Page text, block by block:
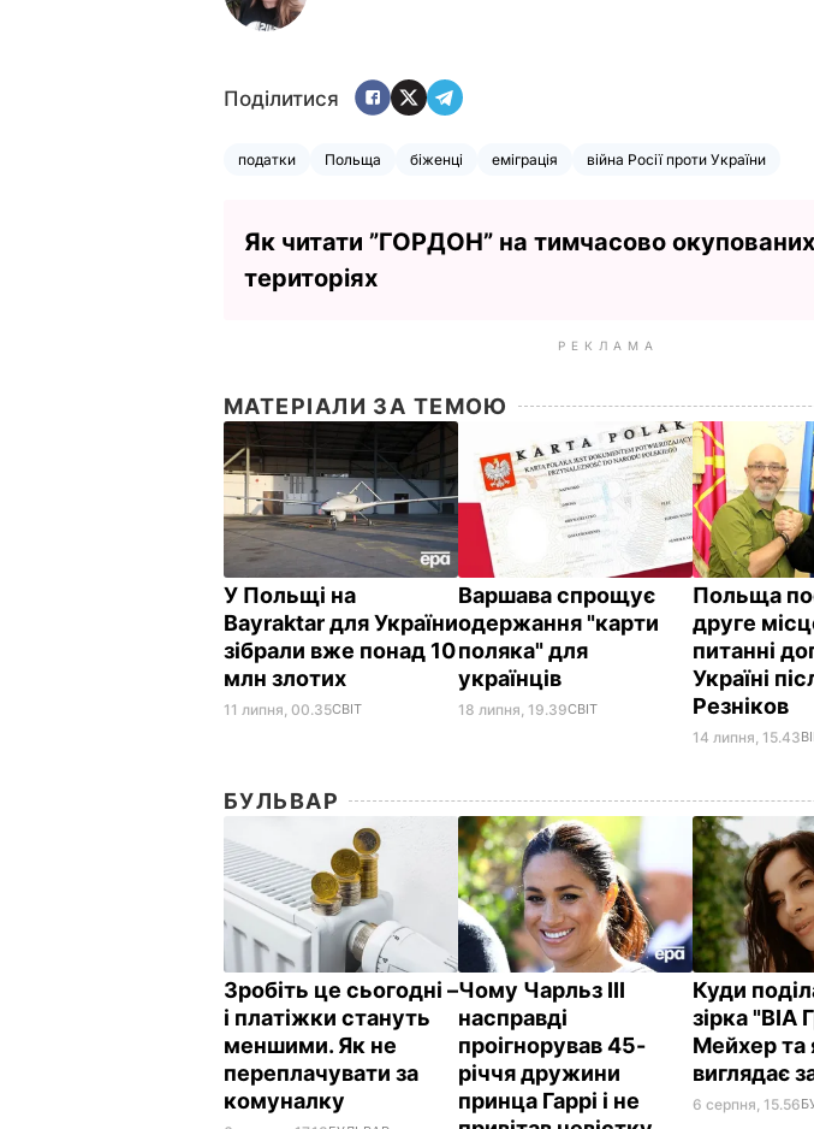
Поділитися
податки Польща біженці еміграція війна Росії проти України
Як читати ”ГОРДОН” на тимчасово окупованих
територіях
РЕКЛАМА
МАТЕРІАЛИ ЗА ТЕМОЮ
У Польщі на
Bayraktar для України
зібрали вже понад 10
млн злотих
11 липня, 00.35СВІТ
Варшава спрощує
одержання "карти
поляка" для
українців
18 липня, 19.39СВІТ
Польща
друге
питанні
Україні
Резніков
14 липня, 15.43
БУЛЬВАР
Зробіть це сьогодні –
і платіжки стануть
меншими. Як не
переплачувати за
комуналку
Чому Чарльз III
насправді
проігнорував 45-
річчя дружини
принца Гаррі і не
Куди
зірка "ВІА
Мейхер та
виглядає
6 серпня, 15.56